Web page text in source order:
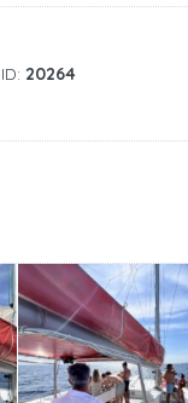
ID: 20264